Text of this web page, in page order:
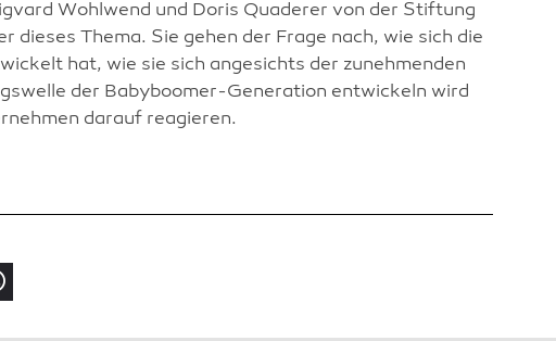
Wohlwend und Doris Quaderer von der Stiftung
dieses Thema. Sie gehen der Frage nach, wie sich die
hat, wie sie sich angesichts der zunehmenden
der Babyboomer-Generation entwickeln wird
darauf reagieren.